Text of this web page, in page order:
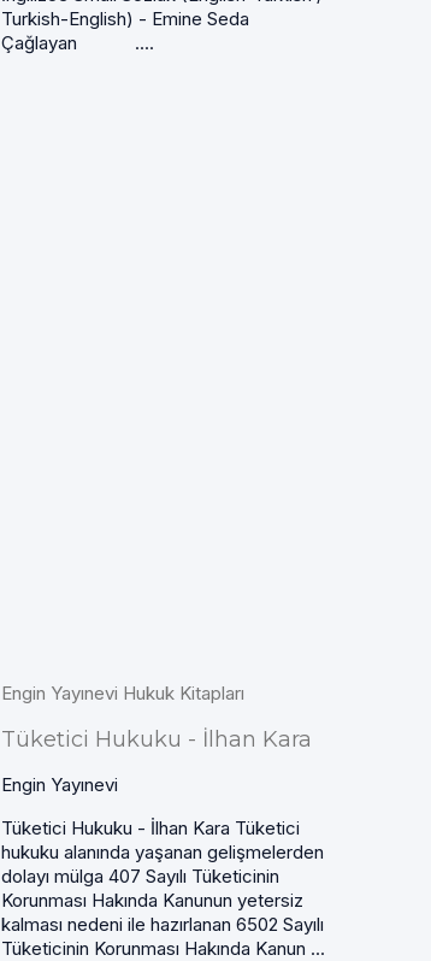
Turkish-English) - Emine Seda
Çağlayan ....
Engin Yayınevi Hukuk Kitapları
Tüketici Hukuku - İlhan Kara
Engin Yayınevi
Tüketici Hukuku - İlhan Kara Tüketici
hukuku alanında yaşanan gelişmelerden
dolayı mülga 407 Sayılı Tüketicinin
Korunması Hakında Kanunun yetersiz
kalması nedeni ile hazırlanan 6502 Sayılı
Tüketicinin Korunması Hakında Kanun ...